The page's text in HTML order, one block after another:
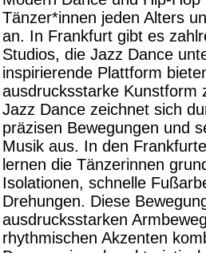
Tänzer*innen jeden Alters
an. In Frankfurt gibt es
Studios, die Jazz Dance
inspirierende Plattform
ausdrucksstarke Kunstform
Jazz Dance zeichnet sich
präzisen Bewegungen und
Musik aus. In den
lernen die Tänzerinnen
Isolationen, schnelle
Drehungen. Diese
ausdrucksstarken
rhythmischen Akzenten